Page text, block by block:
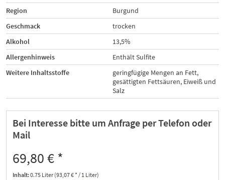
Region
Burgund
Geschmack
trocken
Alkohol
13,5%
Allergenhinweis
Enthält Sulfite
Weitere Inhaltsstoffe
geringfügige Mengen an Fett,
gesättigten Fettsäuren, Eiweiß und
Salz
Bei Interesse bitte um Anfrage per Telefon oder
Mail
69,80 € *
Inhalt:0.75 Liter (93,07 € * / 1 Liter)